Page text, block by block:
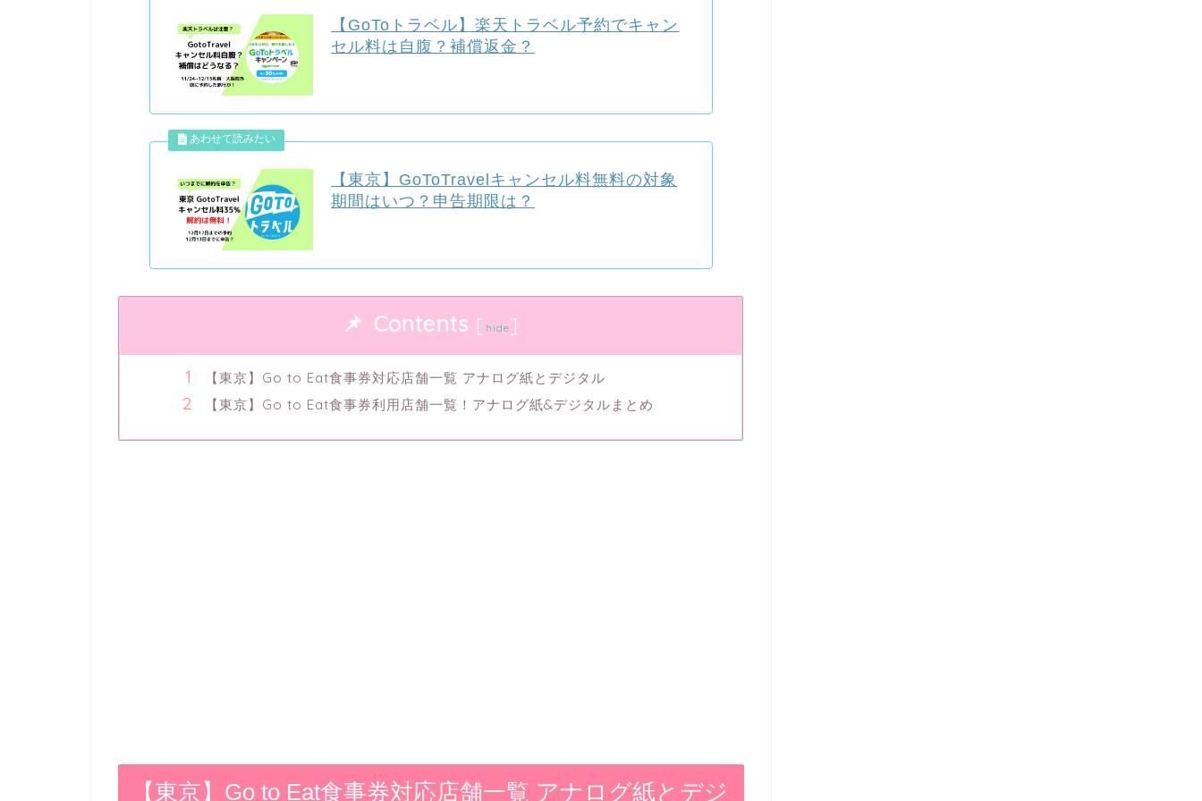
【GoToトラベル】楽天トラベル予約でキャン
セル料は自腹？補償返金？
【東京】GoToTravelキャンセル料無料の対象
期間はいつ？申告期限は？
Contents [ hide]
【東京】Go to Eat食事券対応店舗一覧 アナログ紙とデジタル
【東京】Go to Eat食事券利用店舗一覧！アナログ紙&デジタルまとめ
【東京】Go to Eat食事券対応店舗一覧 アナログ紙とデジ